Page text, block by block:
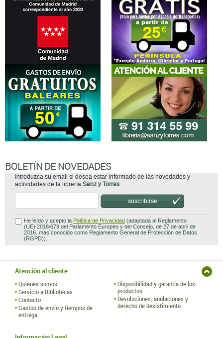
BOLETÍN DE NOVEDADES
Introduzca su email si desea estar informado de las novedades y
actividades de la librería Sanz y Torres.
suscribirse
He leído y acepto la Política de Privacidad (adaptada al Reglamento
(UE) 2016/679 del Parlamento Europeo y del Consejo, de 27 de abril de
2016, mas conocido como Reglamento General de Protección de Datos
(RGPD)).
Atención al cliente
Quiénes somos
Servicio a Bibliotecas
Contacto
Gastos de envío y tiempos de
entrega
Disponibilidad y garantía de los
productos
Devoluciones, anulaciones y
derecho de desistimiento